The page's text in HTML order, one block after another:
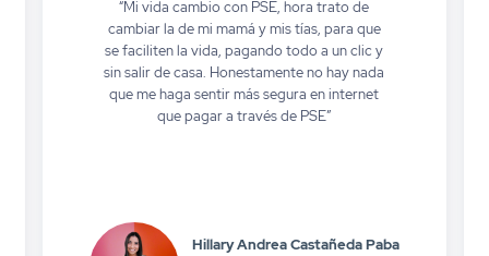
“Mi vida cambio con PSE, hora trato de
cambiar la de mi mamá y mis tías, para que
se faciliten la vida, pagando todo a un clic y
sin salir de casa. Honestamente no hay nada
que me haga sentir más segura en internet
que pagar a través de PSE”
Hillary Andrea Castañeda Paba